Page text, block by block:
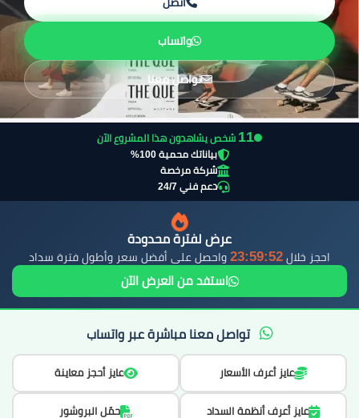
واتساب
تواصل معنا
12 شخص يشاهدون هذا المشروع الآن
بياناتك محمية 100%
شركة مرخصة
دعم فني 24/7
عرض لفترة محدودة
احجز خلال 23:59:50 واحصل على أفضل سعر وأطول فترة سداد
استفد من العرض الآن
تواصل معنا مباشرة عبر واتساب
عايز أعرف الأسعار عايز أحجز معاينة
عايز أعرف أنظمة السداد حمّل البروشور